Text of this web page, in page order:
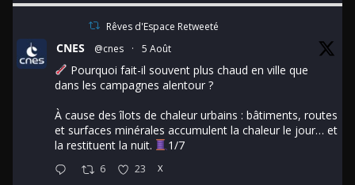
Rêves d'Espace Retweeté
CNES @cnes · 5 Août
Pourquoi fait-il souvent plus chaud en ville que
dans les campagnes alentour ?
À cause des îlots de chaleur urbains : bâtiments, routes
et surfaces minérales accumulent la chaleur le jour… et
la restituent la nuit.
1/7
6 23 X